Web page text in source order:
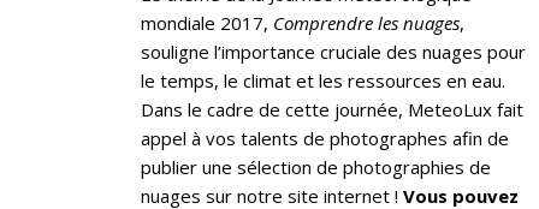
mondiale 2017, Comprendre les nuages,
souligne l’importance cruciale des nuages pour
le temps, le climat et les ressources en eau.
Dans le cadre de cette journée, MeteoLux fait
appel à vos talents de photographes afin de
publier une sélection de photographies de
nuages sur notre site internet ! Vous pouvez